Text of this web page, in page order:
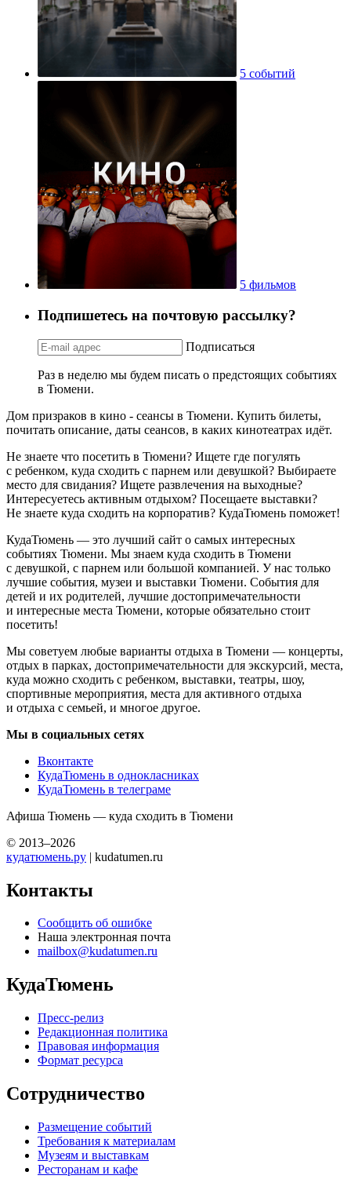
5 событий
5 фильмов
Подпишетесь на почтовую рассылку?
Подписаться
Раз в неделю мы будем писать о предстоящих событиях
в Тюмени.
Дом призраков в кино - сеансы в Тюмени. Купить билеты,
почитать описание, даты сеансов, в каких кинотеатрах идёт.
Не знаете что посетить в Тюмени? Ищете где погулять
с ребенком, куда сходить с парнем или девушкой? Выбираете
место для свидания? Ищете развлечения на выходные?
Интересуетесь активным отдыхом? Посещаете выставки?
Не знаете куда сходить на корпоратив? КудаТюмень поможет!
КудаТюмень — это лучший сайт о самых интересных
событиях Тюмени. Мы знаем куда сходить в Тюмени
с девушкой, с парнем или большой компанией. У нас только
лучшие события, музеи и выставки Тюмени. События для
детей и их родителей, лучшие достопримечательности
и интересные места Тюмени, которые обязательно стоит
посетить!
Мы советуем любые варианты отдыха в Тюмени — концерты,
отдых в парках, достопримечательности для экскурсий, места,
куда можно сходить с ребенком, выставки, театры, шоу,
спортивные мероприятия, места для активного отдыха
и отдыха с семьей, и многое другое.
Мы в социальных сетях
Вконтакте
КудаТюмень в однокласниках
КудаТюмень в телеграме
Афиша Тюмень — куда сходить в Тюмени
© 2013–2026
кудатюмень.ру | kudatumen.ru
Контакты
Сообщить об ошибке
Наша электронная почта
mailbox@kudatumen.ru
КудаТюмень
Пресс-релиз
Редакционная политика
Правовая информация
Формат ресурса
Сотрудничество
Размещение событий
Требования к материалам
Музеям и выставкам
Ресторанам и кафе